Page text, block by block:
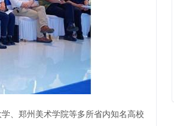
、郑州美术学院等多所省内知名高校